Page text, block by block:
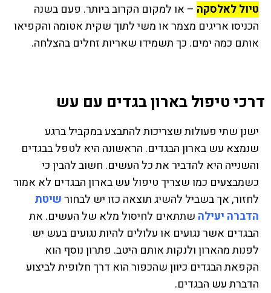
טיול לאלסקה – או למקום הקרוב ביותר. פעם בשנה
הכניסו אריגים מצמר או משי לתוך שקית אטומה והקפיאו
אותם כמה ימים. כך תשמידו שאריות זחלים בהצלחה.
דרכי טיפול בארון בגדים עם עש
ישנן שתי פעולות שצריכות להתבצע במקביל ברגע
שנמצא עש בארון הבגדים. הראשונה היא לטפל בבגדים
והשנייה היא להדביר את כל העשים. חשוב להבין כי
כשמבצעים כמו שצריך טיפול עש בארון הבגדים לא אמור
לחזור, אך בשביל להשיג תוצאה כזו יש לבחורשיטת
הדברה יעילה שתתאים לחיסול מלא של העשים. את
הבגדים אשר נגועים או עלולים להיות נגועים בעש יש
לפנות מהארון ולנקות אותם היטב. פתרון נוסף הוא
הקפאת הבגדים כיוון שהכפור הוא דרך חלופית לביצוע
הדברת עש הבגדים.